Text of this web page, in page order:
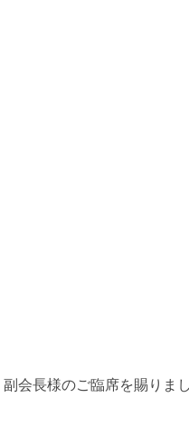
会長様のご臨席を賜りま